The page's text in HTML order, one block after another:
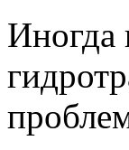
Иногда